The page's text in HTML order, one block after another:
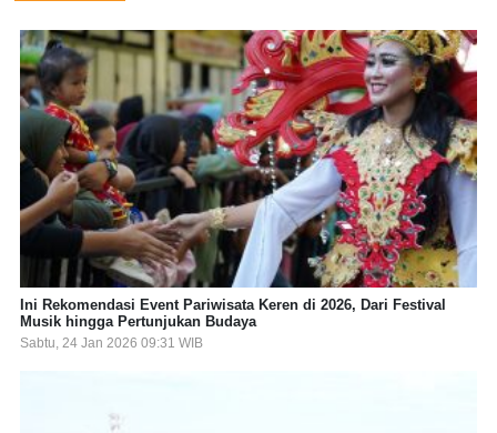
Ini Rekomendasi Event Pariwisata Keren di 2026, Dari Festival
Musik hingga Pertunjukan Budaya
Sabtu, 24 Jan 2026 09:31 WIB